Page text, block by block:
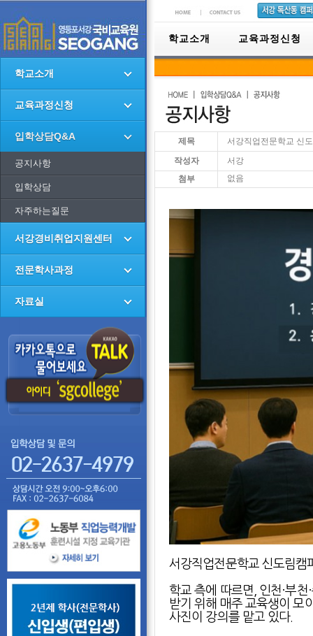
학교소개
교육과정신청
입학상담Q&A
공지사항
입학상담
자주하는질문
서강경비취업지원센터
전문학사과정
자료실
학교소개 교육과정신청
제목
서강직업전문학교 신
작성자
서강
첨부
없음
서강직업전문학교 신도림캠
학교 측에 따르면, 인천·부
받기 위해 매주 교육생이 모
사진이 강의를 맡고 있다.